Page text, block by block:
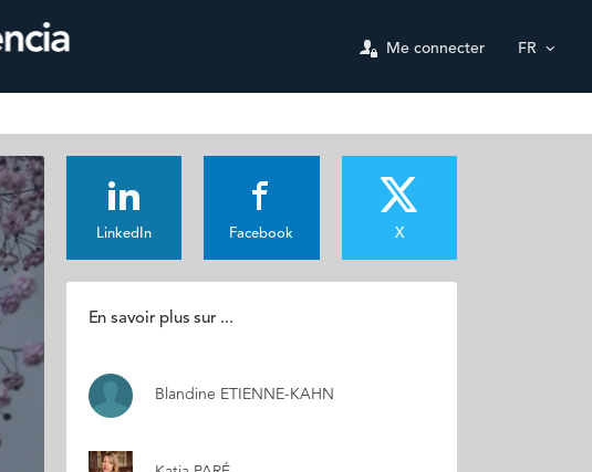
Me connecter FR
LinkedIn Facebook X
En savoir plus sur ...
Blandine ETIENNE-KAHN